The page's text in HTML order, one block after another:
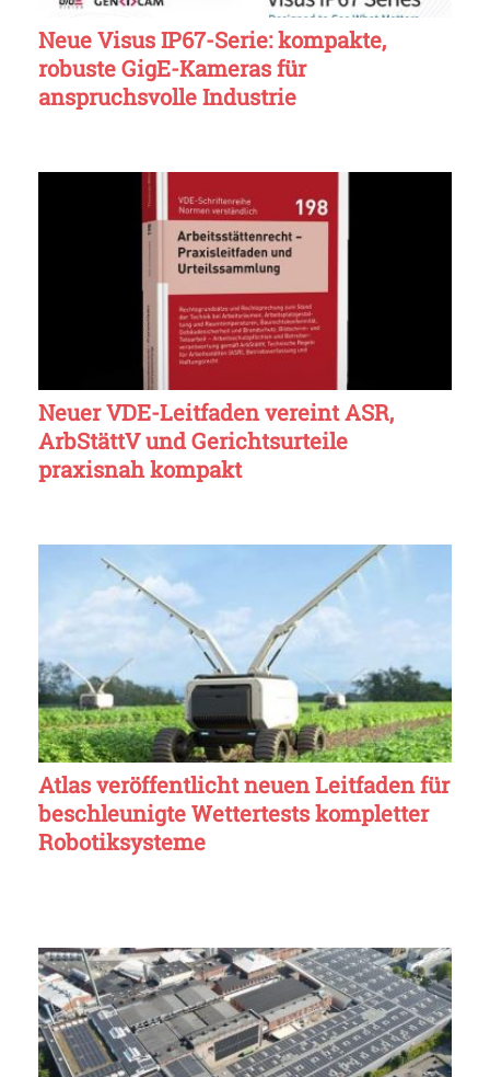
Neue Visus IP67-Serie: kompakte,
robuste GigE-Kameras für
anspruchsvolle Industrie
Neuer VDE-Leitfaden vereint ASR,
ArbStättV und Gerichtsurteile
praxisnah kompakt
Atlas veröffentlicht neuen Leitfaden für
beschleunigte Wettertests kompletter
Robotiksysteme